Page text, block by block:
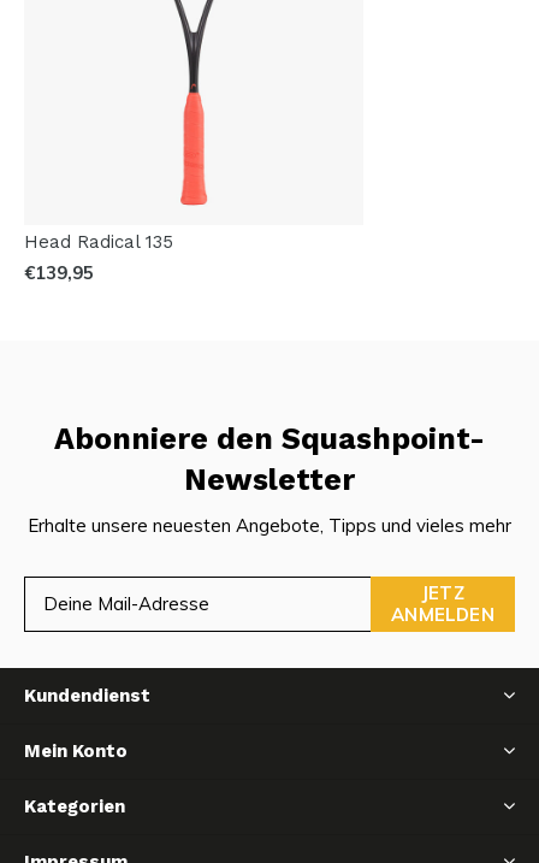
Head Radical 135
€139,95
Abonniere den Squashpoint-
Newsletter
Erhalte unsere neuesten Angebote, Tipps und vieles mehr
JETZ
ANMELDEN
Kundendienst
Mein Konto
Kategorien